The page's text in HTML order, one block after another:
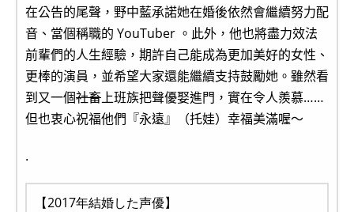
在公告的尾聲，野中藍承諾她在婚後依然會繼續努力配
音、當個稱職的 YouTuber 。此外，他也將盡力效法
前輩們的人生經驗，期許自己能成為更加美好的女性、
更棒的演員，並希望大家還能繼續支持鼓勵她。雖然看
到又一個社畜上班族把聲優娶進門，實在令人羨慕……
但也衷心祝福他們『永遠』（托娃）幸福美滿喔～
.
【2017年結婚した声優】